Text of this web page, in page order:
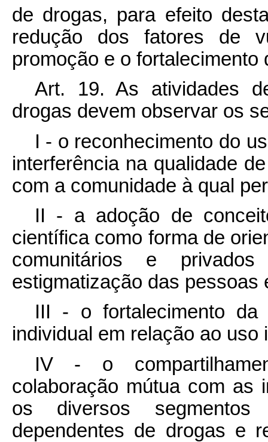
de drogas, para efeito
redução dos fatores de
promoção e o
Art. 19. As atividades
drogas devem observar os
I - o reconhecimento do
interferência na qualidade
com a comunidade à qual
II - a adoção de
científica como forma de
comunitários e
estigmatização das
III - o fortalecimento da
individual em relação ao uso
IV - o
colaboração mútua com as
os diversos
dependentes de drogas e